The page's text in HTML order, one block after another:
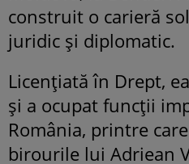
construit o carieră
juridic și diplomatic.
Licențiată în Drept,
și a ocupat funcții
România, printre
birourile lui Adriean